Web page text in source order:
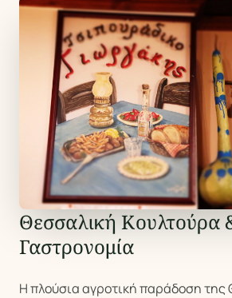
Θεσσαλική Κουλτούρα
Γαστρονομία
Η πλούσια αγροτική παράδοση της